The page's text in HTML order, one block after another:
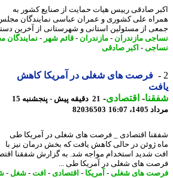
صادقی رییس هیات حمایت از صنایع کشور به
علی کشوری و عمران عباسی نمایندگان مجلس
از مسئولین استانی و شهرستانی از آخرین
مازندران- مازندران- قائم شهر -نمایندگان
-اکبر صادقی
فرصت های شغلی در آمریکا کاهش
-اقتصادی-
21 دقیقه پیش - پنجشنبه 15
16:07
82036503
اقتصادی _ فرصت های شغلی در آمریکا طی
ژوئن در حالی کاهش یافت که بخش درمان نیز با
شدید استخدام مواجه شد. به گزارش شفقنا اقتصادی
های شغلی در آمریکا طی ...
های شغلی-آمریکا- اقتصادی-افت -شغل-شغلی